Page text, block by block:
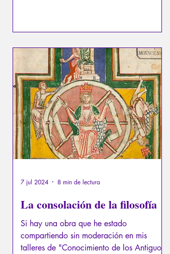
iniciático: el de aprender a desapegarse
de los lazos terrenales.
La consolación de la filosofía
Si hay una obra que he estado
compartiendo sin moderación en mis
talleres de "Conocimiento de los Antiguos"
7 jul 2024 8 min de lectura